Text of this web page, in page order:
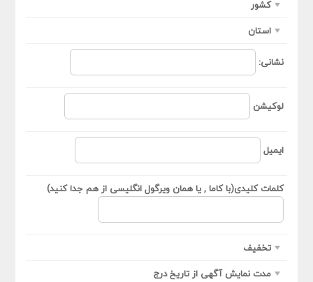
کشور
استان
نشانی:
لوکیشن
ایمیل
کلمات کلیدی(با کاما , یا همان ویرگول انگلیسی از هم جدا کنید)
تخفیف
مدت نمایش آگهی از تاریخ درج